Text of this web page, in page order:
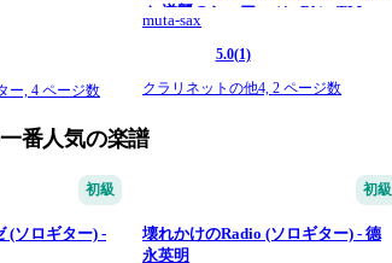
ー,4 ページ数
ム 逆襲のシャア』 / in Bb) - TM
Network
muta-sax
5.0(1)
クラリネットの他4,2 ページ数
番人気の楽譜
初級
(ソロギター) -
初級
壊れかけのRadio (ソロギター) - 德
永英明